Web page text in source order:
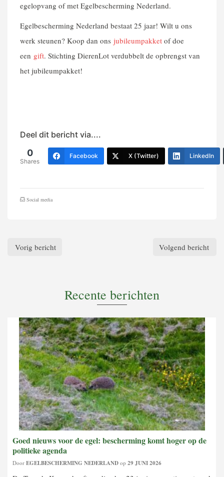
egelopvang of met Egelbescherming Nederland.
Egelbescherming Nederland bestaat 25 jaar! Wilt u ons
werk steunen? Koop dan ons jubileumpakket of doe
een gift. Stichting DierenLot verdubbelt de opbrengst van
het jubileumpakket!
Deel dit bericht via....
0
Shares
Facebook X (Twitter) LinkedIn
Social media
Vorig bericht Volgend bericht
Recente berichten
Goed nieuws voor de egel: bescherming komt hoger op de
politieke agenda
Door EGELBESCHERMING NEDERLAND op 29 JUNI 2026